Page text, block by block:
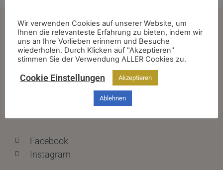
Kontakt
info@danielafeselmayer.com
Finde mich auch hier
Facebook
Instagram
Wir verwenden Cookies auf unserer Website, um
Ihnen die relevanteste Erfahrung zu bieten, indem wir
uns an Ihre Vorlieben erinnern und Besuche
wiederholen. Durch Klicken auf "Akzeptieren"
stimmen Sie der Verwendung ALLER Cookies zu.
Cookie Einstellungen Akzeptieren
Ablehnen